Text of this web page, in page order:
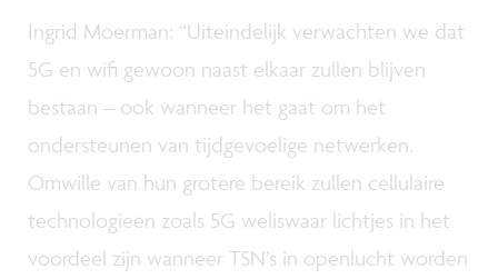
Ingrid Moerman: “Uiteindelijk verwachten we dat
5G en wifi gewoon naast elkaar zullen blijven
bestaan – ook wanneer het gaat om het
ondersteunen van tijdgevoelige netwerken.
Omwille van hun grotere bereik zullen cellulaire
technologieën zoals 5G weliswaar lichtjes in het
voordeel zijn wanneer TSN’s in openlucht worden